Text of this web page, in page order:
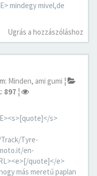
mindegy mivel,de
Ugrás a hozzászóláshoz
Minden, ami gumi ¦
897 ¦
s>
Tyre-
en-
quote]</e>
más meretű paplan